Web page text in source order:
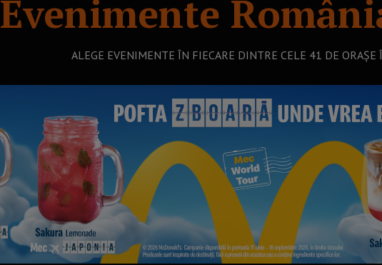
Evenimente
ALEGE EVENIMENTE ÎN FIECARE DINTRE CELE 41 DE ORAȘE